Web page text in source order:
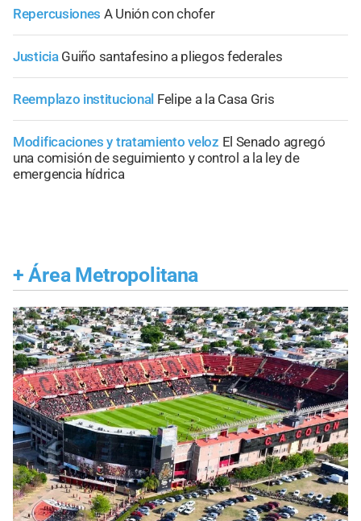
Repercusiones A Unión con chofer
Justicia Guiño santafesino a pliegos federales
Reemplazo institucional Felipe a la Casa Gris
Modificaciones y tratamiento veloz El Senado agregó
una comisión de seguimiento y control a la ley de
emergencia hídrica
+ Área Metropolitana